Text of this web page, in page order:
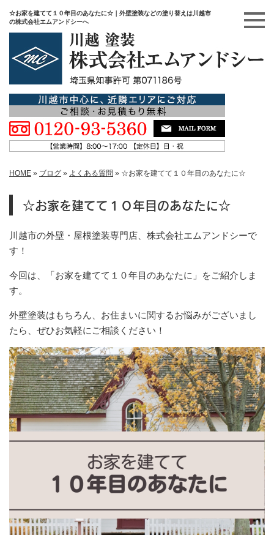
☆お家を建てて１０年目のあなたに☆｜外壁塗装などの塗り替えは川越市
の株式会社エムアンドシーへ
HOME » ブログ » よくある質問 » ☆お家を建てて１０年目のあなたに☆
☆お家を建てて１０年目のあなたに☆
川越市の外壁・屋根塗装専門店、株式会社エムアンドシーで
す！
今回は、「お家を建てて１０年目のあなたに」をご紹介しま
す。
外壁塗装はもちろん、お住まいに関するお悩みがございまし
たら、ぜひお気軽にご相談ください！